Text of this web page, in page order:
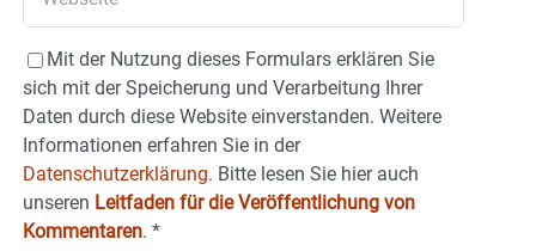
Mit der Nutzung dieses Formulars erklären Sie
sich mit der Speicherung und Verarbeitung Ihrer
Daten durch diese Website einverstanden. Weitere
Informationen erfahren Sie in der
Datenschutzerklärung. Bitte lesen Sie hier auch
unseren Leitfaden für die Veröffentlichung von
Kommentaren. *